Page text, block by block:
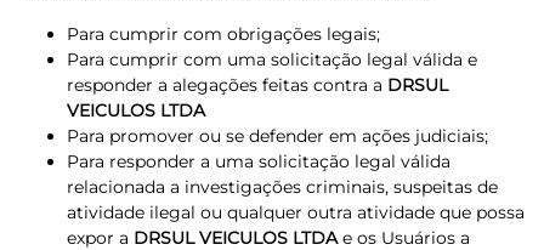
Para cumprir com obrigações legais;
Para cumprir com uma solicitação legal válida e
responder a alegações feitas contra a DRSUL
VEICULOS LTDA
Para promover ou se defender em ações judiciais;
Para responder a uma solicitação legal válida
relacionada a investigações criminais, suspeitas de
atividade ilegal ou qualquer outra atividade que possa
expor a DRSUL VEICULOS LTDAe os Usuários a